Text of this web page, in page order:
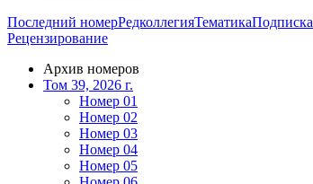
Последний номерРедколлегияТематикаПодписка
Рецензирование
Архив номеров
Том 39, 2026 г.
Номер 01
Номер 02
Номер 03
Номер 04
Номер 05